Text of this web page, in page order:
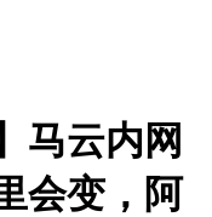
马云内网
会变，阿